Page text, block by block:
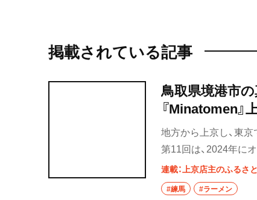
掲載されている記事
鳥取県境港市
『Minatomen』
地方から上京し、東
第11回は、2024年に
んだ。鳥取県境港市
を始めた経緯とは？
連載：上京店主のふるさ
#練馬 #ラーメン